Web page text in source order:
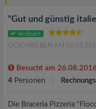
"Gut und günstig
Verifiziert
GESCHRIEBEN AM
Besucht am 26.08.2016
4 Personen
Die Braceria Pizzeria